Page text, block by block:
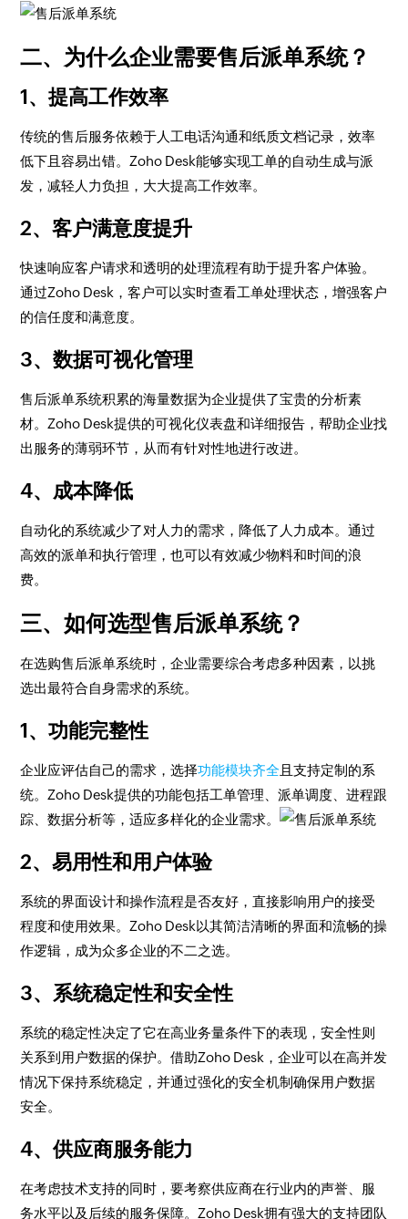
二、为什么企业需要售后派单系统？
1、提高工作效率
传统的售后服务依赖于人工电话沟通和纸质文档记录，效率
低下且容易出错。Zoho Desk能够实现工单的自动生成与派
发，减轻人力负担，大大提高工作效率。
2、客户满意度提升
快速响应客户请求和透明的处理流程有助于提升客户体验。
通过Zoho Desk，客户可以实时查看工单处理状态，增强客户
的信任度和满意度。
3、数据可视化管理
售后派单系统积累的海量数据为企业提供了宝贵的分析素
材。Zoho Desk提供的可视化仪表盘和详细报告，帮助企业找
出服务的薄弱环节，从而有针对性地进行改进。
4、成本降低
自动化的系统减少了对人力的需求，降低了人力成本。通过
高效的派单和执行管理，也可以有效减少物料和时间的浪
费。
三、如何选型售后派单系统？
在选购售后派单系统时，企业需要综合考虑多种因素，以挑
选出最符合自身需求的系统。
1、功能完整性
企业应评估自己的需求，选择功能模块齐全 且支持定制的系
统。Zoho Desk提供的功能包括工单管理、派单调度、进程跟
踪、数据分析等，适应多样化的企业需求。
2、易用性和用户体验
系统的界面设计和操作流程是否友好，直接影响用户的接受
程度和使用效果。Zoho Desk以其简洁清晰的界面和流畅的操
作逻辑，成为众多企业的不二之选。
3、系统稳定性和安全性
系统的稳定性决定了它在高业务量条件下的表现，安全性则
关系到用户数据的保护。借助Zoho Desk，企业可以在高并发
情况下保持系统稳定，并通过强化的安全机制确保用户数据
安全。
4、供应商服务能力
在考虑技术支持的同时，要考察供应商在行业内的声誉、服
务水平以及后续的服务保障。Zoho Desk拥有强大的支持团队